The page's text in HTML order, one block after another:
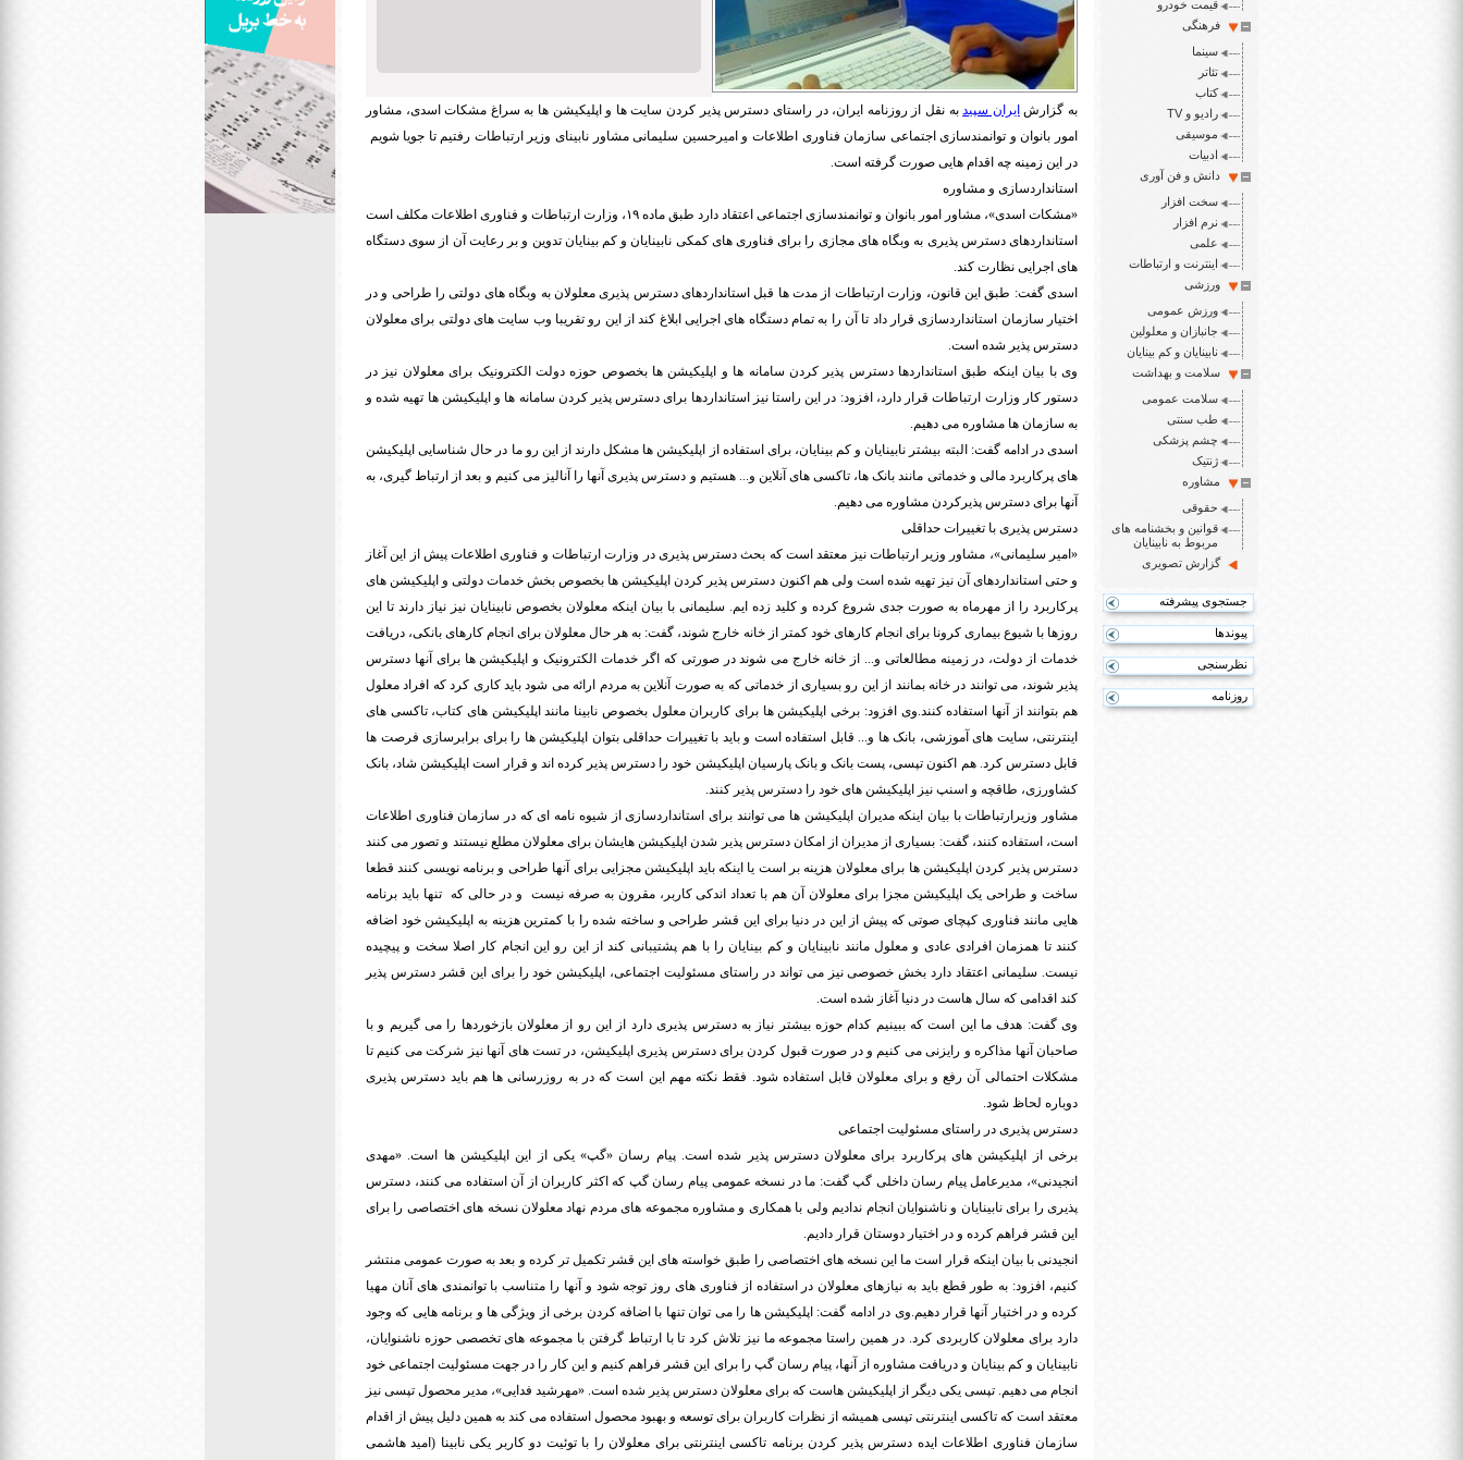
قیمت خودرو
فرهنگی
سینما
تئاتر
کتاب
رادیو و TV
موسیقی
ادبیات
دانش و فن آوری
سخت افزار
نرم افزار
علمی
اینترنت و ارتباطات
ورزشی
ورزش عمومی
جانبازان و معلولین
نابینایان و کم بینایان
سلامت و بهداشت
سلامت عمومی
طب سنتی
چشم پزشکی
ژنتیک
مشاوره
حقوقی
قوانین و بخشنامه های
مربوط به نابینایان
گزارش تصویری
جستجوی پیشرفته
پیوندها
نظرسنجی
روزنامه
به گزارش ایران سپیدبه نقل از روزنامه ایران، در راستای دسترس پذیر کردن سایت ها و اپلیکیشن ها به سراغ مشکات اسدی، مشاور
امور بانوان و توانمندسازی اجتماعی سازمان فناوری اطلاعات و امیرحسین سلیمانی مشاور نابینای وزیر ارتباطات رفتیم تا جویا شویم
در این زمینه چه اقدام هایی صورت گرفته است.
استانداردسازی و مشاوره
«مشکات اسدی»، مشاور امور بانوان و توانمندسازی اجتماعی اعتقاد دارد طبق ماده ۱۹، وزارت ارتباطات و فناوری اطلاعات مکلف است
استانداردهای دسترس پذیری به وبگاه های مجازی را برای فناوری های کمکی نابینایان و کم بینایان تدوین و بر رعایت آن از سوی دستگاه
های اجرایی نظارت کند.
اسدی گفت: طبق این قانون، وزارت ارتباطات از مدت ها قبل استانداردهای دسترس پذیری معلولان به وبگاه های دولتی را طراحی و در
اختیار سازمان استانداردسازی قرار داد تا آن را به تمام دستگاه های اجرایی ابلاغ کند از این رو تقریبا وب سایت های دولتی برای معلولان
دسترس پذیر شده است.
وی با بیان اینکه طبق استانداردها دسترس پذیر کردن سامانه ها و اپلیکیشن ها بخصوص حوزه دولت الکترونیک برای معلولان نیز در
دستور کار وزارت ارتباطات قرار دارد، افزود: در این راستا نیز استانداردها برای دسترس پذیر کردن سامانه ها و اپلیکیشن ها تهیه شده و
به سازمان ها مشاوره می دهیم.
اسدی در ادامه گفت: البته بیشتر نابینایان و کم بینایان، برای استفاده از اپلیکیشن ها مشکل دارند از این رو ما در حال شناسایی اپلیکیشن
های پرکاربرد مالی و خدماتی مانند بانک ها، تاکسی های آنلاین و... هستیم و دسترس پذیری آنها را آنالیز می کنیم و بعد از ارتباط گیری، به
آنها برای دسترس پذیرکردن مشاوره می دهیم.
دسترس پذیری با تغییرات حداقلی
«امیر سلیمانی»، مشاور وزیر ارتباطات نیز معتقد است که بحث دسترس پذیری در وزارت ارتباطات و فناوری اطلاعات پیش از این آغاز
و حتی استانداردهای آن نیز تهیه شده است ولی هم اکنون دسترس پذیر کردن اپلیکیشن ها بخصوص بخش خدمات دولتی و اپلیکیشن های
پرکاربرد را از مهرماه به صورت جدی شروع کرده و کلید زده ایم. سلیمانی با بیان اینکه معلولان بخصوص نابینایان نیز نیاز دارند تا این
روزها با شیوع بیماری کرونا برای انجام کارهای خود کمتر از خانه خارج شوند، گفت: به هر حال معلولان برای انجام کارهای بانکی، دریافت
خدمات از دولت، در زمینه مطالعاتی و... از خانه خارج می شوند در صورتی که اگر خدمات الکترونیک و اپلیکیشن ها برای آنها دسترس
پذیر شوند، می توانند در خانه بمانند از این رو بسیاری از خدماتی که به صورت آنلاین به مردم ارائه می شود باید کاری کرد که افراد معلول
هم بتوانند از آنها استفاده کنند.وی افزود: برخی اپلیکیشن ها برای کاربران معلول بخصوص نابینا مانند اپلیکیشن های کتاب، تاکسی های
اینترنتی، سایت های آموزشی، بانک ها و... قابل استفاده است و باید با تغییرات حداقلی بتوان اپلیکیشن ها را برای برابرسازی فرصت ها
قابل دسترس کرد. هم اکنون تپسی، پست بانک و بانک پارسیان اپلیکیشن خود را دسترس پذیر کرده اند و قرار است اپلیکیشن شاد، بانک
کشاورزی، طاقچه و اسنپ نیز اپلیکیشن های خود را دسترس پذیر کنند.
مشاور وزیرارتباطات با بیان اینکه مدیران اپلیکیشن ها می توانند برای استانداردسازی از شیوه نامه ای که در سازمان فناوری اطلاعات
است، استفاده کنند، گفت: بسیاری از مدیران از امکان دسترس پذیر شدن اپلیکیشن هایشان برای معلولان مطلع نیستند و تصور می کنند
دسترس پذیر کردن اپلیکیشن ها برای معلولان هزینه بر است یا اینکه باید اپلیکیشن مجزایی برای آنها طراحی و برنامه نویسی کنند قطعا
ساخت و طراحی یک اپلیکیشن مجزا برای معلولان آن هم با تعداد اندکی کاربر، مقرون به صرفه نیست و در حالی که تنها باید برنامه
هایی مانند فناوری کپچای صوتی که پیش از این در دنیا برای این قشر طراحی و ساخته شده را با کمترین هزینه به اپلیکیشن خود اضافه
کنند تا همزمان افرادی عادی و معلول مانند نابینایان و کم بینایان را با هم پشتیبانی کند از این رو این انجام کار اصلا سخت و پیچیده
نیست. سلیمانی اعتقاد دارد بخش خصوصی نیز می تواند در راستای مسئولیت اجتماعی، اپلیکیشن خود را برای این قشر دسترس پذیر
کند اقدامی که سال هاست در دنیا آغاز شده است.
وی گفت: هدف ما این است که ببینیم کدام حوزه بیشتر نیاز به دسترس پذیری دارد از این رو از معلولان بازخوردها را می گیریم و با
صاحبان آنها مذاکره و رایزنی می کنیم و در صورت قبول کردن برای دسترس پذیری اپلیکیشن، در تست های آنها نیز شرکت می کنیم تا
مشکلات احتمالی آن رفع و برای معلولان قابل استفاده شود. فقط نکته مهم این است که در به روزرسانی ها هم باید دسترس پذیری
دوباره لحاظ شود.
دسترس پذیری در راستای مسئولیت اجتماعی
برخی از اپلیکیشن های پرکاربرد برای معلولان دسترس پذیر شده است. پیام رسان «گپ» یکی از این اپلیکیشن ها است. «مهدی
انجیدنی»، مدیرعامل پیام رسان داخلی گپ گفت: ما در نسخه عمومی پیام رسان گپ که اکثر کاربران از آن استفاده می کنند، دسترس
پذیری را برای نابینایان و ناشنوایان انجام ندادیم ولی با همکاری و مشاوره مجموعه های مردم نهاد معلولان نسخه های اختصاصی را برای
این قشر فراهم کرده و در اختیار دوستان قرار دادیم.
انجیدنی با بیان اینکه قرار است ما این نسخه های اختصاصی را طبق خواسته های این قشر تکمیل تر کرده و بعد به صورت عمومی منتشر
کنیم، افزود: به طور قطع باید به نیازهای معلولان در استفاده از فناوری های روز توجه شود و آنها را متناسب با توانمندی های آنان مهیا
کرده و در اختیار آنها قرار دهیم.وی در ادامه گفت: اپلیکیشن ها را می توان تنها با اضافه کردن برخی از ویژگی ها و برنامه هایی که وجود
دارد برای معلولان کاربردی کرد. در همین راستا مجموعه ما نیز تلاش کرد تا با ارتباط گرفتن با مجموعه های تخصصی حوزه ناشنوایان،
نابینایان و کم بینایان و دریافت مشاوره از آنها، پیام رسان گپ را برای این قشر فراهم کنیم و این کار را در جهت مسئولیت اجتماعی خود
انجام می دهیم. تپسی یکی دیگر از اپلیکیشن هاست که برای معلولان دسترس پذیر شده است. «مهرشید فدایی»، مدیر محصول تپسی نیز
معتقد است که تاکسی اینترنتی تپسی همیشه از نظرات کاربران برای توسعه و بهبود محصول استفاده می کند به همین دلیل پیش از اقدام
سازمان فناوری اطلاعات ایده دسترس پذیر کردن برنامه تاکسی اینترنتی برای معلولان را با توئیت دو کاربر یکی نابینا (امید هاشمی